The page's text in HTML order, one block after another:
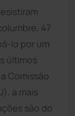
47
lo por um
últimos
Comissão
a mais
são do